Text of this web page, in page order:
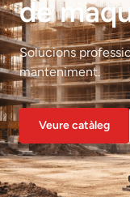
de
Solucions
manteniment.
Veure catàleg